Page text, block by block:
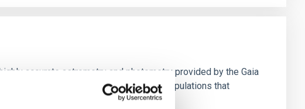
accurate astrometry and photometry provided by the Gaia
of the chemo-dynamics of the stellar populations that